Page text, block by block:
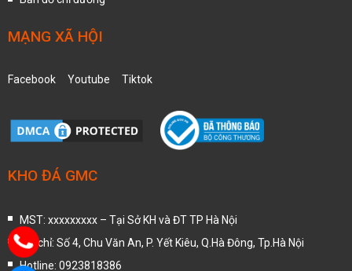
MẠNG XÃ HỘI
Facebook Youtube Tiktok
KHO ĐÁ GMC
MST: xxxxxxxxx – Tại Sở KH và ĐT TP Hà Nội
Địa chỉ: Số 4, Chu Văn An, P. Yết Kiêu, Q.Hà Đông, Tp.Hà Nội
Hotline: 0923818386